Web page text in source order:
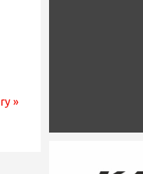
»